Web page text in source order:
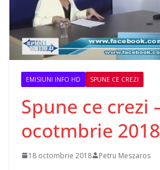
EMISIUNI INFO HD SPUNE CE CREZI
Spune ce crezi
ocotmbrie 2018
18 octombrie 2018 Petru Meszaros